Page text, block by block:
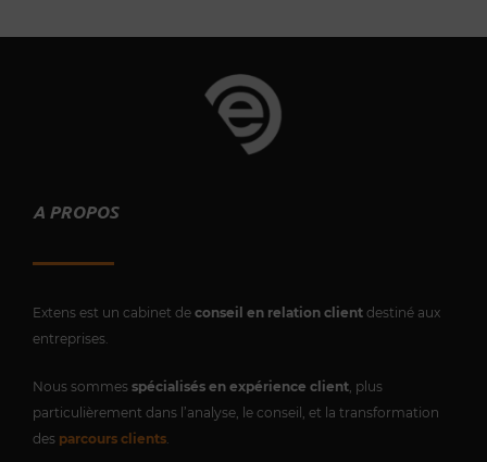
A PROPOS
Extens est un cabinet de conseil en relation client destiné aux
entreprises.
Nous sommes spécialisés en expérience client , plus
particulièrement dans l’analyse, le conseil, et la transformation
des parcours clients